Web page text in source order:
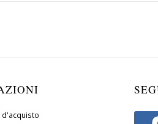
d'acquisto